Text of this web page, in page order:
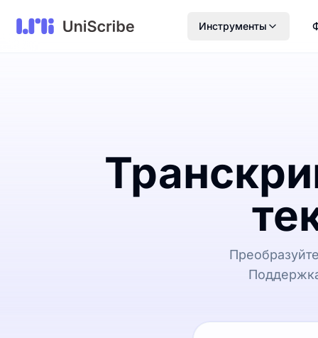
Инструменты